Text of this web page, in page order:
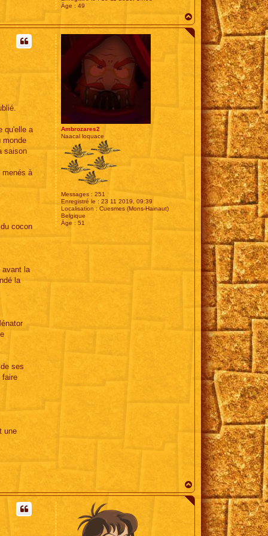
Âge : 49
a
u
Ambrozares2
Naacal loquace
Messages : 251
Enregistré le : 23 11 2019, 09:39
Localisation : Cuesmes (Mons-Hainaut)
Belgique
Âge : 51
qu'elle a
monde
saison
menés à
cocon
avant la
la
ses
faire
une
a
u